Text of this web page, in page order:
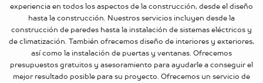
experiencia en todos los aspectos de la construcción, desde el diseño
hasta la construcción. Nuestros servicios incluyen desde la
construcción de paredes hasta la instalación de sistemas eléctricos y
de climatización. También ofrecemos diseño de interiores y exteriores,
así como la instalación de puertas y ventanas. Ofrecemos
presupuestos gratuitos y asesoramiento para ayudarle a conseguir el
mejor resultado posible para su proyecto. Ofrecemos un servicio de